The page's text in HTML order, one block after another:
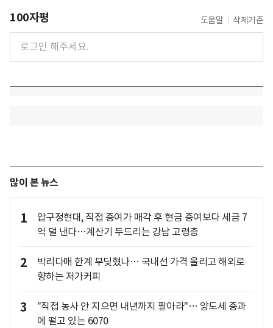
100자평 도움말 삭제기준
많이 본 뉴스
1
압구정현대, 직접 증여가 매각 후 현금 증여보다 세금 7
억 덜 낸다…계산기 두드리는 강남 고령층
2
박리다매 한계 부딪혔나… 국내선 가격 올리고 해외로
향하는 저가커피
3
"직접 농사 안 지으면 내년까지 팔아라"… 양도세 중과
에 떨고 있는 6070